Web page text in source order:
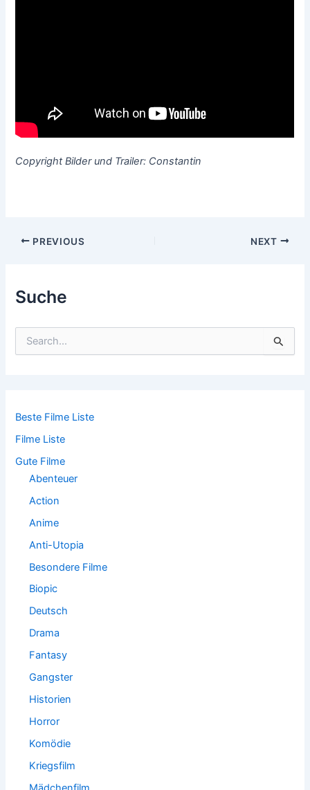
Suche
n
c
h
Beste Filme Liste
Filme Liste
Gute Filme
Abenteuer
Action
Anime
Anti-Utopia
Besondere Filme
Biopic
Deutsch
Drama
Fantasy
Gangster
Historien
Horror
Komödie
Kriegsfilm
Copyright Bilder und Trailer: Constantin
Post
PREVIOUS NEXT